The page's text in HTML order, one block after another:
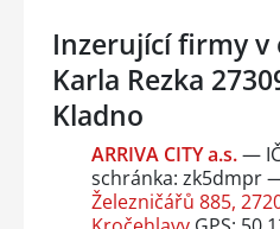
Inzerující firmy v
Karla Rezka
Kladno
ARRIVA CITY a.s.—
schránka: zk5dmpr
Železničářů 885,